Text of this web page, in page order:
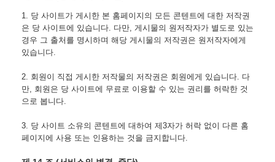
1. 당 사이트가 게시한 본 홈페이지의 모든 콘텐트에 대한 저작권
은 당 사이트에 있습니다. 다만, 게시물의 원저작자가 별도로 있는
경우 그 출처를 명시하며 해당 게시물의 저작권은 원저작자에게
있습니다.
2. 회원이 직접 게시한 저작물의 저작권은 회원에게 있습니다. 다
만, 회원은 당 사이트에 무료로 이용할 수 있는 권리를 허락한 것
으로 봅니다.
3. 당 사이트 소유의 콘텐트에 대하여 제3자가 허락 없이 다른 홈
페이지에 사용 또는 인용하는 것을 금지합니다.